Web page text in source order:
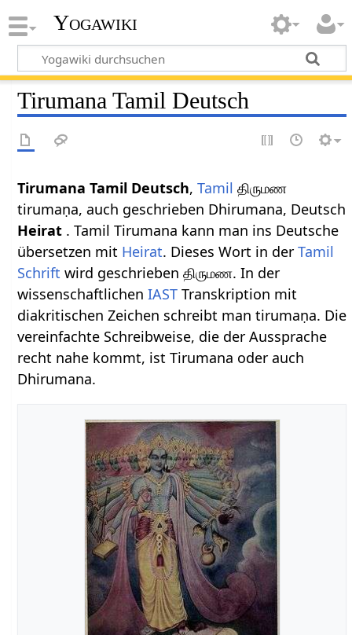
Yogawiki
Tirumana Tamil Deutsch
Tirumana Tamil Deutsch,Tamil திருமண
tirumaṇa, auch geschrieben Dhirumana, Deutsch
Heirat . Tamil Tirumana kann man ins Deutsche
übersetzen mit Heirat. Dieses Wort in derTamil
Schrift wird geschrieben திருமண. In der
wissenschaftlichenIAST Transkription mit
diakritischen Zeichen schreibt man tirumaṇa. Die
vereinfachte Schreibweise, die der Aussprache
recht nahe kommt, ist Tirumana oder auch
Dhirumana.